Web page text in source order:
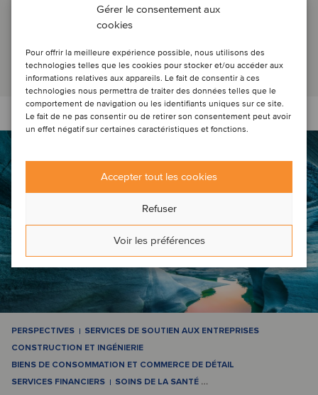
Gérer le consentement aux
cookies
Pour offrir la meilleure expérience possible, nous utilisons des
technologies telles que les cookies pour stocker et/ou accéder aux
informations relatives aux appareils. Le fait de consentir à ces
technologies nous permettra de traiter des données telles que le
comportement de navigation ou les identifiants uniques sur ce site.
Le fait de ne pas consentir ou de retirer son consentement peut avoir
un effet négatif sur certaines caractéristiques et fonctions.
Accepter tout les cookies
Refuser
Voir les préférences
TICC SPOT ON: (EN) Dans notre dernier rapport TICC Spot
On, nous explorons les raisons derrière cette tendance
Lire l'article
PERSPECTIVES
SERVICES DE SOUTIEN AUX ENTREPRISES
CONSTRUCTION ET INGÉNIERIE
BIENS DE CONSOMMATION ET COMMERCE DE DÉTAIL
SERVICES FINANCIERS
SOINS DE LA SANTÉ …